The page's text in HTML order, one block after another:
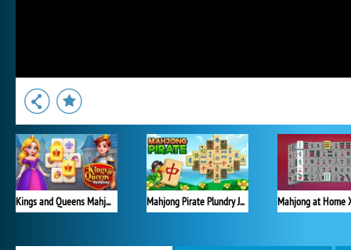
Kings and Queens Mahjong Mahjong Pirate Plundry Journey